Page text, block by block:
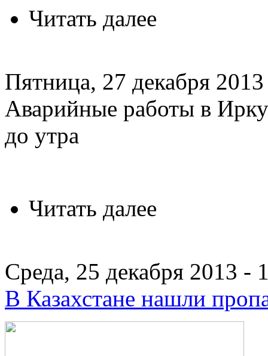
Читать далее
Пятница, 27 декабря
Аварийные работы в
до утра
Читать далее
Среда, 25 декабря 2013 -
В Казахстане нашли